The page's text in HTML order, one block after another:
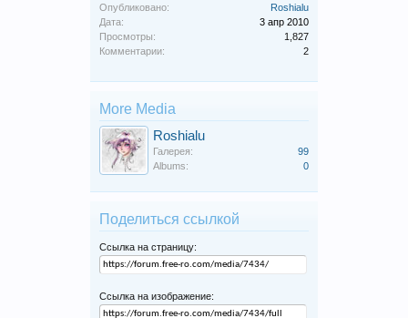
Опубликовано:
Roshialu
Дата:
3 апр 2010
Просмотры:
1,827
Комментарии:
2
More Media
Roshialu
Галерея:
99
Albums:
0
Поделиться ссылкой
Ссылка на страницу:
Ссылка на изображение: